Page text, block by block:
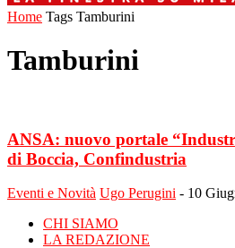
Home Tags Tamburini
Tamburini
ANSA: nuovo portale
di Boccia, Confindustria
Eventi e Novità Ugo Perugini - 10
CHI SIAMO
LA REDAZIONE